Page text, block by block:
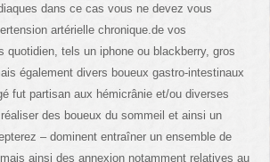
dans ce cas vous ne devez vous
artérielle chronique.de vos
quotidien, tels un iphone ou blackberry, gros
également divers boueux gastro-intestinaux
fut partisan aux hémicrânie et/ou diverses
des boueux du sommeil et ainsi un
– dominent entraîner un ensemble de
ainsi des annexion notamment relatives au